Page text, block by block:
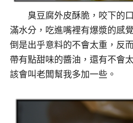
臭豆腐外皮酥脆，咬下的口
滿水分，吃進嘴裡有爆漿的感
倒是出乎意料的不會太重，反
帶有點甜味的醬油，還有不會
該會叫老闆幫我多加一些。